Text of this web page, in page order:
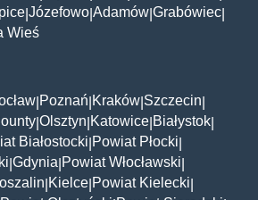
Józefowo Adamów Grabówiec
Wieś
Poznań Kraków Szczecin
Olsztyn Katowice Białystok
Białostocki Powiat Płocki
Gdynia Powiat Włocławski
Kielce Powiat Kielecki